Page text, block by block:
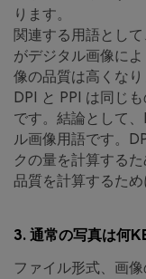
ります。
関連する用語とし
がデジタル画像に
像の品質は高くなり
DPI と PPI は同じ
です。結論として
ル画像用語です。
クの量を計算する
品質を計算するため
3. 通常の写真は何
ファイル形式、画